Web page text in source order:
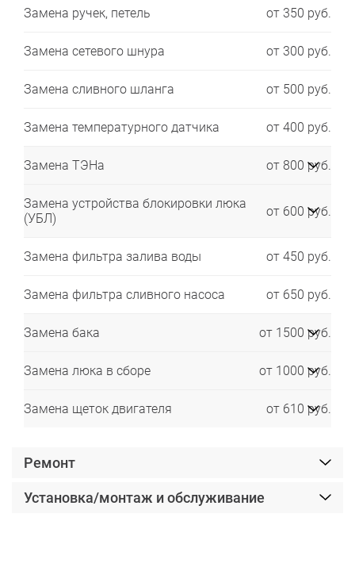
Замена ручек, петель от 350 руб.
Замена сетевого шнура от 300 руб.
Замена сливного шланга от 500 руб.
Замена температурного датчика от 400 руб.
Замена ТЭНа от 800 руб.
Замена устройства блокировки люка
(УБЛ)
от 600 руб.
Замена фильтра залива воды от 450 руб.
Замена фильтра сливного насоса от 650 руб.
Замена бака от 1500 руб.
Замена люка в сборе от 1000 руб.
Замена щеток двигателя от 610 руб.
Ремонт
Установка/монтаж и обслуживание